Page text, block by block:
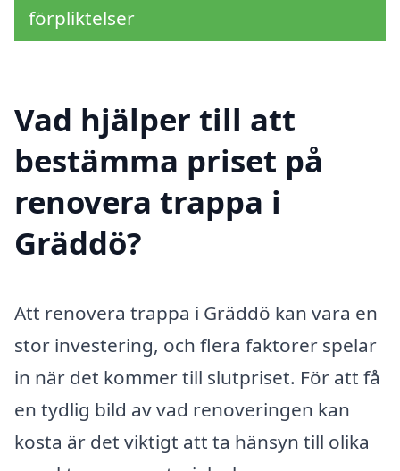
förpliktelser
Vad hjälper till att
bestämma priset på
renovera trappa i
Gräddö?
Att renovera trappa i Gräddö kan vara en
stor investering, och flera faktorer spelar
in när det kommer till slutpriset. För att få
en tydlig bild av vad renoveringen kan
kosta är det viktigt att ta hänsyn till olika